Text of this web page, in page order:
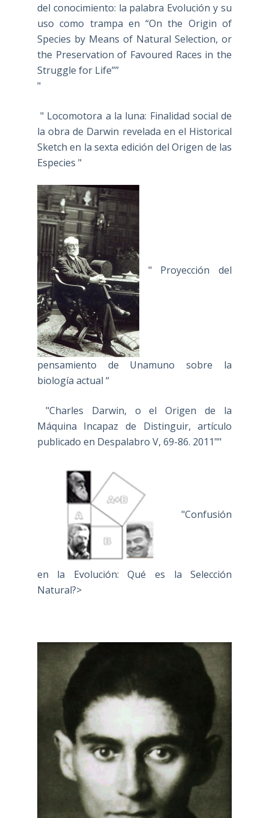
del conocimiento: la palabra Evolución y su
uso como trampa en “On the Origin of
Species by Means of Natural Selection, or
the Preservation of Favoured Races in the
Struggle for Life””
"
" Locomotora a la luna: Finalidad social de
la obra de Darwin revelada en el Historical
Sketch en la sexta edición del Origen de las
Especies "
" Proyección del
pensamiento de Unamuno sobre la
biología actual “
"Charles Darwin, o el Origen de la
Máquina Incapaz de Distinguir, artículo
publicado en Despalabro V, 69-86. 2011""
"Confusión
en la Evolución: Qué es la Selección
Natural?>